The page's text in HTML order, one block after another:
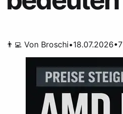
👨‍💻 Von Broschi•18.07.2026•7